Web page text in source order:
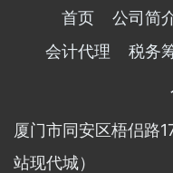
首页 公司简
会计代理
税务
厦门市同安区梧侣路
站现代城）